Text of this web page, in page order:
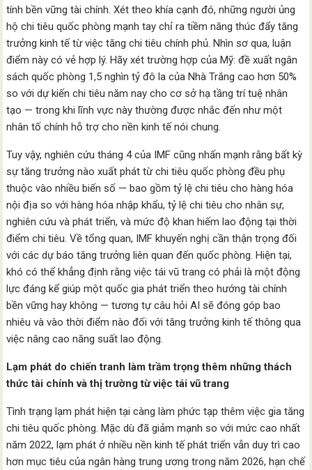
tính bền vững tài chính. Xét theo khía cạnh đó, những người ủng
hộ chi tiêu quốc phòng mạnh tay chỉ ra tiềm năng thúc đẩy tăng
trưởng kinh tế từ việc tăng chi tiêu chính phủ. Nhìn sơ qua, luận
điểm này có vẻ hợp lý. Hãy xét trường hợp của Mỹ: đề xuất ngân
sách quốc phòng 1,5 nghìn tỷ đô la của Nhà Trắng cao hơn 50%
so với dự kiến chi tiêu năm nay cho cơ sở hạ tầng trí tuệ nhân
tạo — trong khi lĩnh vực này thường được nhắc đến như một
nhân tố chính hỗ trợ cho nền kinh tế nói chung.
Tuy vậy, nghiên cứu tháng 4 của IMF cũng nhấn mạnh rằng bất kỳ
sự tăng trưởng nào xuất phát từ chi tiêu quốc phòng đều phụ
thuộc vào nhiều biến số — bao gồm tỷ lệ chi tiêu cho hàng hóa
nội địa so với hàng hóa nhập khẩu, tỷ lệ chi tiêu cho nhân sự,
nghiên cứu và phát triển, và mức độ khan hiếm lao động tại thời
điểm chi tiêu. Về tổng quan, IMF khuyến nghị cần thận trọng đối
với các dự báo tăng trưởng liên quan đến quốc phòng. Hiện tại,
khó có thể khẳng định rằng việc tái vũ trang có phải là một động
lực đáng kể giúp một quốc gia phát triển theo hướng tài chính
bền vững hay không — tương tự câu hỏi AI sẽ đóng góp bao
nhiêu và vào thời điểm nào đối với tăng trưởng kinh tế thông qua
việc nâng cao năng suất lao động.
Lạm phát do chiến tranh làm trầm trọng thêm những thách
thức tài chính và thị trường từ việc tái vũ trang
Tình trạng lạm phát hiện tại càng làm phức tạp thêm việc gia tăng
chi tiêu quốc phòng. Mặc dù đã giảm mạnh so với mức cao nhất
năm 2022, lạm phát ở nhiều nền kinh tế phát triển vẫn duy trì cao
hơn mục tiêu của ngân hàng trung ương trong năm 2026, hạn chế